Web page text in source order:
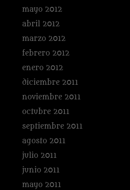
mayo 2012
abril 2012
marzo 2012
febrero 2012
enero 2012
diciembre 2011
noviembre 2011
octubre 2011
septiembre 2011
agosto 2011
julio 2011
junio 2011
mayo 2011